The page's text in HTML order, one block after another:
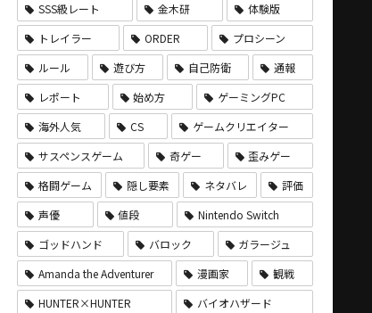
SSS級レート
金木研
体験版
トレイラー
ORDER
プロシーン
ルール
遊び方 自己防衛
通報
レポート
始め方
ゲーミングPC
海外人気
CS
ゲームクリエイター
サスペンスゲーム
奇ゲー
歪みゲー
格闘ゲーム
隠し要素 ネタバレ
評価
声優
値段
Nintendo Switch
ゴッドハンド
バロック
ガラージュ
Amanda the Adventurer
漫画家
観戦
HUNTER×HUNTER
バイオハザード